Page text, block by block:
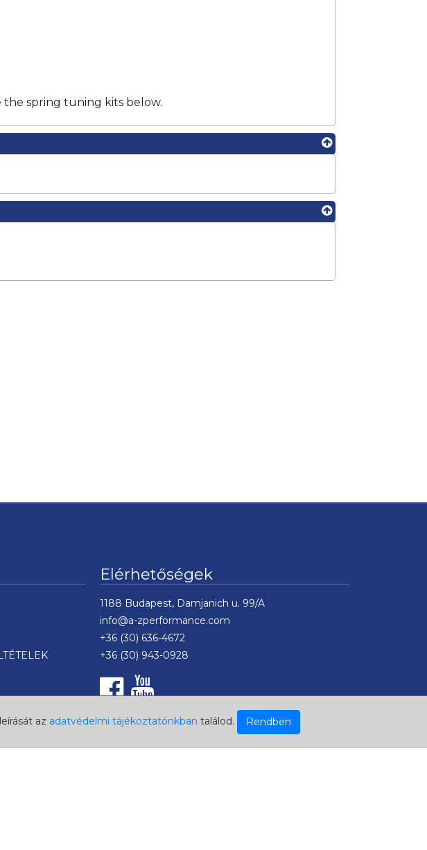
az adatvédelmi tájékoztatónkban találod. Rendben
spring tuning kits below.
Elérhetőségek
1188 Budapest, Damjanich u. 99/A
info@a-zperformance.com
+36 (30) 636-4672
+36 (30) 943-0928